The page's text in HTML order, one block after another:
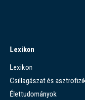
Lexikon
Lexikon
Csillagászat és
Élettudományok